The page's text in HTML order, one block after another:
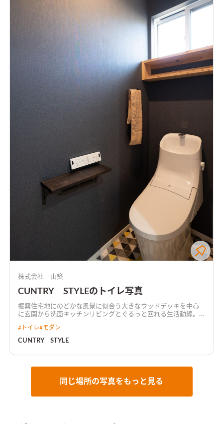
株式会社 山築
CUNTRY STYLEのトイレ写真
振興住宅地にのどかな風景に似合う大きなウッドデッキを中心
に玄関から洗面キッチンリビングとぐるっと回れる生活動線。
分かれサンルーム兼用ですが奥にはファミリークローゼットも
あります。その他1・2F共に大きな収納もあるので家族のものが
# トイレ#モダン
CUNTRY STYLE
同じ場所の写真をもっと見る